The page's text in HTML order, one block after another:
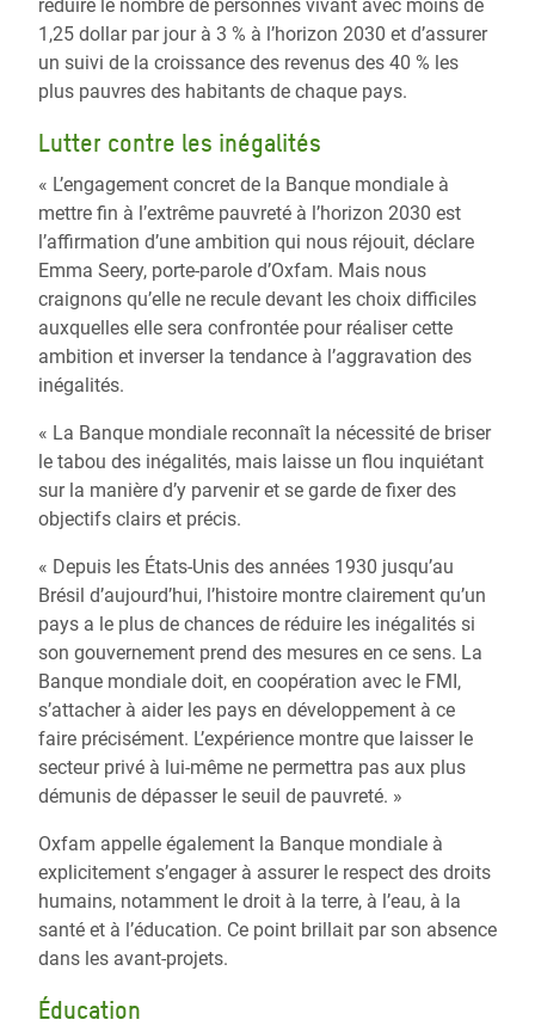
réduire le nombre de personnes vivant avec moins de
1,25 dollar par jour à 3 % à l’horizon 2030 et d’assurer
un suivi de la croissance des revenus des 40 % les
plus pauvres des habitants de chaque pays.
Lutter contre les inégalités
« L’engagement concret de la Banque mondiale à
mettre fin à l’extrême pauvreté à l’horizon 2030 est
l’affirmation d’une ambition qui nous réjouit, déclare
Emma Seery, porte-parole d’Oxfam. Mais nous
craignons qu’elle ne recule devant les choix difficiles
auxquelles elle sera confrontée pour réaliser cette
ambition et inverser la tendance à l’aggravation des
inégalités.
« La Banque mondiale reconnaît la nécessité de briser
le tabou des inégalités, mais laisse un flou inquiétant
sur la manière d’y parvenir et se garde de fixer des
objectifs clairs et précis.
« Depuis les États-Unis des années 1930 jusqu’au
Brésil d’aujourd’hui, l’histoire montre clairement qu’un
pays a le plus de chances de réduire les inégalités si
son gouvernement prend des mesures en ce sens. La
Banque mondiale doit, en coopération avec le FMI,
s’attacher à aider les pays en développement à ce
faire précisément. L’expérience montre que laisser le
secteur privé à lui-même ne permettra pas aux plus
démunis de dépasser le seuil de pauvreté. »
Oxfam appelle également la Banque mondiale à
explicitement s’engager à assurer le respect des droits
humains, notamment le droit à la terre, à l’eau, à la
santé et à l’éducation. Ce point brillait par son absence
dans les avant-projets.
Éducation